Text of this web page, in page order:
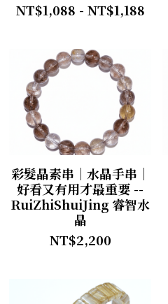
NT$1,088 - NT$1,188
彩髮晶素串｜水晶手串｜
好看又有用才最重要 --
RuiZhiShuiJing 睿智水
晶
NT$2,200